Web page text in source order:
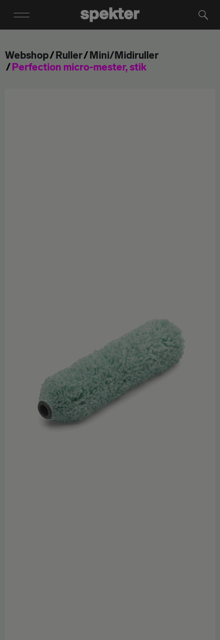
Webshop Ruller
Mini/Midiruller
Perfection micro-mester, stik